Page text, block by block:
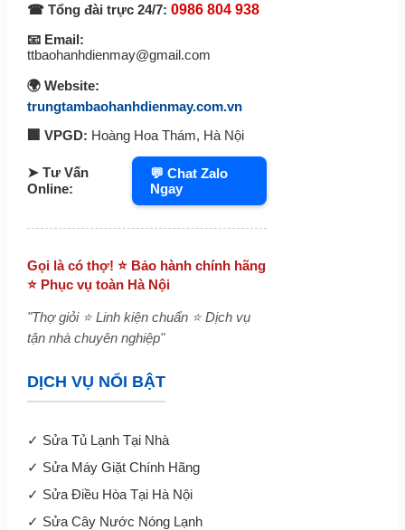
☎ Tổng đài trực 24/7: 0986 804 938
📧 Email:
ttbaohanhdienmay@gmail.com
🌍 Website:
trungtambaohanhdienmay.com.vn
🏢 VPGD: Hoàng Hoa Thám, Hà Nội
➤ Tư Vấn
Online:
💬 Chat Zalo
Ngay
Gọi là có thợ! ⭐ Bảo hành chính hãng
⭐ Phục vụ toàn Hà Nội
"Thợ giỏi ⭐ Linh kiện chuẩn ⭐ Dịch vụ
tận nhà chuyên nghiệp"
DỊCH VỤ NỔI BẬT
✓ Sửa Tủ Lạnh Tại Nhà
✓ Sửa Máy Giặt Chính Hãng
✓ Sửa Điều Hòa Tại Hà Nội
✓ Sửa Cây Nước Nóng Lạnh